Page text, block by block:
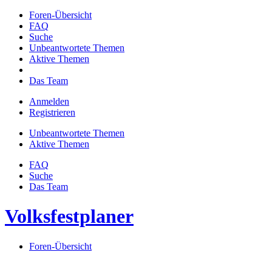
Foren-Übersicht
FAQ
Suche
Unbeantwortete Themen
Aktive Themen
Das Team
Anmelden
Registrieren
Unbeantwortete Themen
Aktive Themen
FAQ
Suche
Das Team
Volksfestplaner
Foren-Übersicht